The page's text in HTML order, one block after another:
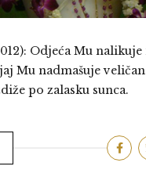
Odjeća Mu nalikuje
Mu nadmašuje
po zalasku sunca.